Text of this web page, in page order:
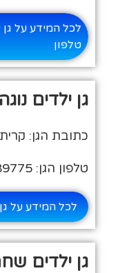
לכל המידע על גן
טלפון
גן ילדים
כתובת הגן: קרית
טלפון הגן: 04-8789775
לכל המידע על גן
גן ילדים